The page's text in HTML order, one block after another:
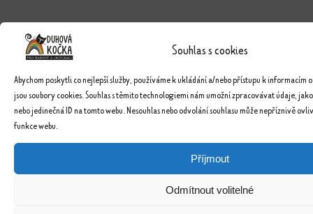
Souhlas s cookies
Abychom poskytli co nejlepší služby, používáme k ukládání a/nebo přístupu k informacím
jsou soubory cookies. Souhlas s těmito technologiemi nám umožní zpracovávat údaje,
nebo jedinečná ID na tomto webu. Nesouhlas nebo odvolání souhlasu může nepříznivě
funkce webu.
Příjmout
Odmítnout volitelné